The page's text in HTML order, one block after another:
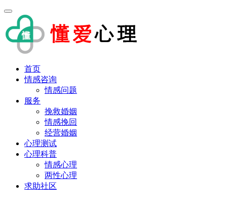
首页
情感咨询
情感问题
服务
挽救婚姻
情感挽回
经营婚姻
心理测试
心理科普
情感心理
两性心理
求助社区